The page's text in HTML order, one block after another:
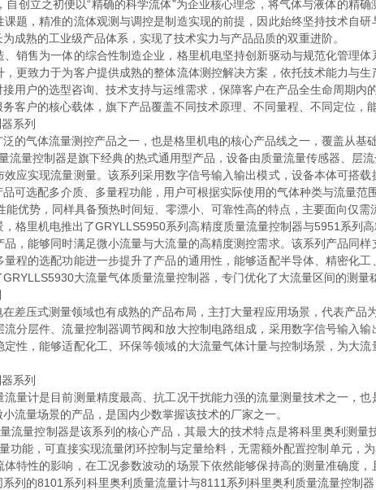
立之初便以“精确的科学流体”为企业核心理念，将气体与液体的精
题，精准的流体观测与调控是制造实现的前提，因此始终坚持技术自
成熟的工业级产品体系，实现了技术实力与产品品质的双重进阶。
售为一体的综合性制造企业，格里机电坚持创新驱动与规范化管理体
更致力于为客户提供成熟的整体流体测控解决方案，依托技术能力与
用户的选型咨询、技术支持与运维需求，保障客户在产品全生命周期内
户的核心载体，旗下产品覆盖不同技术原理、不同量程、不同定位，能
系列
气体流量测控产品之一，也是格里机电的核心产品线之一，覆盖从基
量控制器是旗下经典的热式通用型产品，设备由质量流量传感器、层
应实现流量测量。该系列采用数字信号输入输出模式，设备本体可搭
可选配多介质、多量程功能，用户可根据实际使用的气体种类与流量
优势，同样具备预热时间短、零漂小、可靠性高的特点，主要面向仅
里机电推出了GRYLLS5950系列高精度质量流量控制器与5951系列
，能够同时满足微小流量与大流量的高精度测控需求。该系列产品同
程的选配功能进一步提升了产品的通用性，能够适配半导体、精密化
大流量气体质量流量控制器，专门优化了大流量区间的测量
压式测量领域也有成熟的产品布局，主打大量程应用场景，代表产品
层件、流量控制器调节阀和放大控制电路组成，采用数字信号输入
性，能够适配化工、环保等领域的大流量气体计量与控制场景，为大
系列
计是目前测量精度最高、抗工况干扰能力强的流量测量技术之一，
流量场景的产品，是国内少数掌握该技术的厂家之一。
量控制器是该系列的核心产品，其最大的技术特点是将科里奥利测量
功能，可直接实现流量闭环控制与定量给料，无需额外配置控制单元
特性的影响，在工况参数波动的场景下依然能够保持高的测量准确度
列的8101系列科里奥利质量流量计与8111系列科里奥利质量流量控制